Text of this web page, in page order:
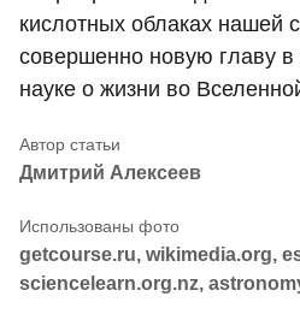
кислотных облаках нашей
совершенно новую главу
науке о жизни во
Дмитрий Алексеев
getcourse.ru, wikimedia.org,
sciencelearn.org.nz,